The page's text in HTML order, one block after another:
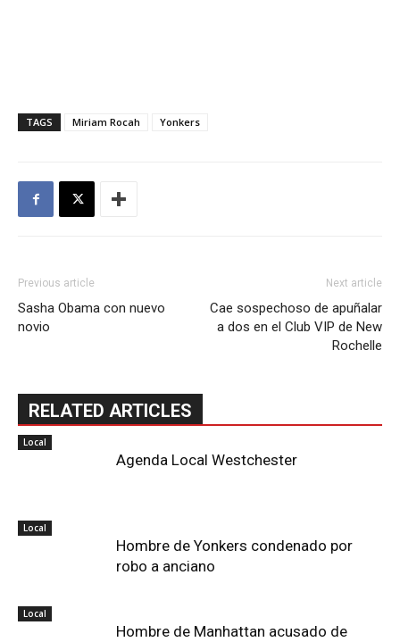
TAGS Miriam Rocah Yonkers
Previous article
Sasha Obama con nuevo
novio
Next article
Cae sospechoso de apuñalar
a dos en el Club VIP de New
Rochelle
RELATED ARTICLES
Local
Agenda Local Westchester
Local
Hombre de Yonkers condenado por
robo a anciano
Local
Hombre de Manhattan acusado de